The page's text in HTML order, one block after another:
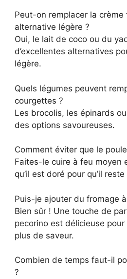
Peut-on remplacer la crème
alternative légère ?
Oui, le lait de coco ou du
d’excellentes alternatives
légère.
Quels légumes peuvent
courgettes ?
Les brocolis, les épinards
des options savoureuses.
Comment éviter que le
Faites-le cuire à feu moyen
qu’il est doré pour qu’il
Puis-je ajouter du fromage
Bien sûr ! Une touche de
pecorino est délicieuse
plus de saveur.
Combien de temps faut-il
?